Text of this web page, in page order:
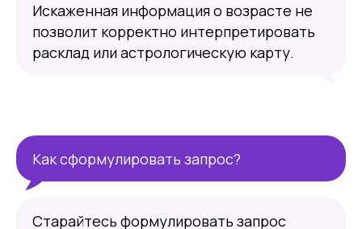
Искаженная информация о возрасте не
позволит корректно интерпретировать
расклад или астрологическую карту.
Как сформулировать запрос?
Старайтесь формулировать запрос
Судьба